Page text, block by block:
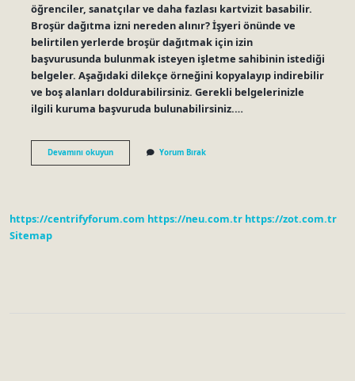
öğrenciler, sanatçılar ve daha fazlası kartvizit basabilir.
Broşür dağıtma izni nereden alınır? İşyeri önünde ve
belirtilen yerlerde broşür dağıtmak için izin
başvurusunda bulunmak isteyen işletme sahibinin istediği
belgeler. Aşağıdaki dilekçe örneğini kopyalayıp indirebilir
ve boş alanları doldurabilirsiniz. Gerekli belgelerinizle
ilgili kuruma başvuruda bulunabilirsiniz.…
Devamını okuyunKartvizit
Dağıtmak
Yorum Bırak
https://centrifyforum.com https://neu.com.tr https://zot.com.tr
Sitemap